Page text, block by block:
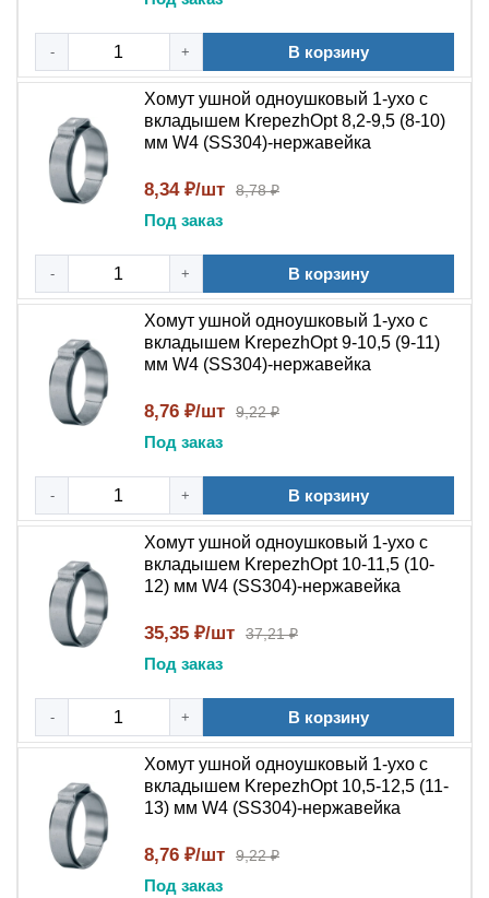
типоразмера)
Рабочая
температура
от -80°C до +400°C (металл), вкладыш до
+120°C
Применение
Фиксация шлангов и патрубков в
химической, морской, пищевой
промышленности
Основное назначение: где и кто
применяет
Ушные хомуты с вкладышем используются
профессиональными специалистами в химической и
пищевой промышленности, судостроителями,
инженерами фармацевтических производств, а также в
системах, требующих особой защиты фиксируемых
объектов. Основное применение — фиксация шлангов
и патрубков из мягких материалов, где требуется
равномерное обжатие без повреждения поверхности.
Полное описание: почему стоит выбрать
этот хомут
Ушной одноушковый хомут с вкладышем KrepezhOpt из
нержавеющей стали W4 (AISI 316Ti) представляет
собой премиальное решение для фиксации шлангов и
патрубков из мягких материалов в агрессивных средах.
Интегрированный эластичный вкладыш защищает
фиксируемый объект от царапин, потертостей и
деформации, равномерно распределяя давление по
всей окружности. Нержавеющая сталь W4 с
добавлением молибдена и титана обеспечивает
исключительную коррозионную стойкость при контакте
с кислотами, хлоридами и морской водой.
Бесступенчатая конструкция создает постоянное
усилие обжатия без риска ослабления.
- + В корзину
Хомут ушной одноушковый 1-ухо с
вкладышем KrepezhOpt 8,2-9,5 (8-10)
мм W4 (SS304)-нержавейка
8,34 ₽/шт 8,78 ₽
Под заказ
- + В корзину
Хомут ушной одноушковый 1-ухо с
вкладышем KrepezhOpt 9-10,5 (9-11)
мм W4 (SS304)-нержавейка
8,76 ₽/шт 9,22 ₽
Под заказ
- + В корзину
Хомут ушной одноушковый 1-ухо с
вкладышем KrepezhOpt 10-11,5 (10-
12) мм W4 (SS304)-нержавейка
35,35 ₽/шт 37,21 ₽
Под заказ
- + В корзину
Хомут ушной одноушковый 1-ухо с
вкладышем KrepezhOpt 10,5-12,5 (11-
13) мм W4 (SS304)-нержавейка
8,76 ₽/шт 9,22 ₽
Под заказ